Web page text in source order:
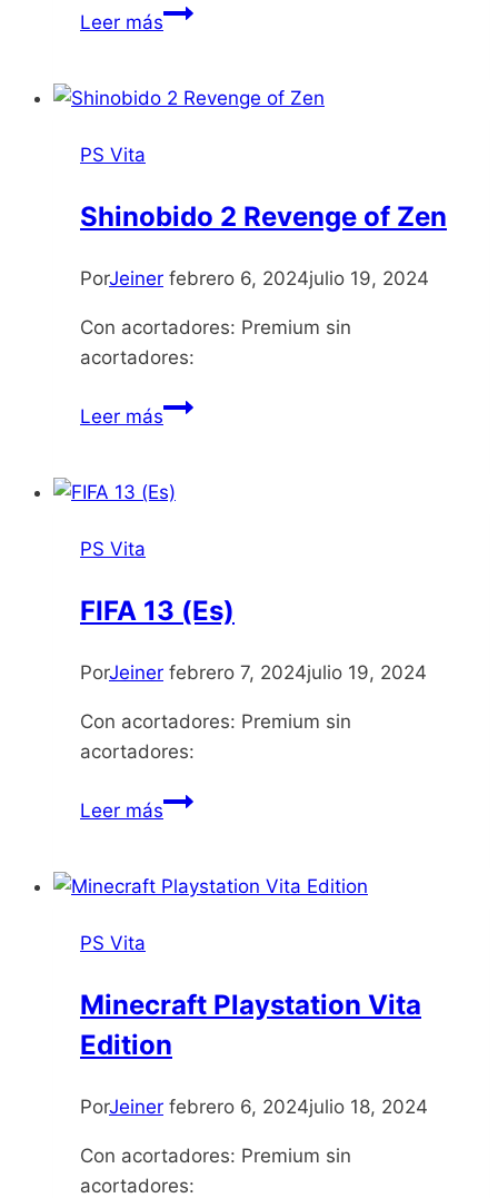
Leer másAssassin’s
Liberation
PS Vita
Shinobido 2 Revenge of Zen
PorJeiner febrero 6, 2024julio 19, 2024
Con acortadores: Premium sin
acortadores:
Leer másShinobido
of
PS Vita
FIFA 13 (Es)
PorJeiner febrero 7, 2024julio 19, 2024
Con acortadores: Premium sin
acortadores:
Leer másFIFA
PS Vita
Minecraft Playstation Vita
Edition
PorJeiner febrero 6, 2024julio 18, 2024
Con acortadores: Premium sin
acortadores: